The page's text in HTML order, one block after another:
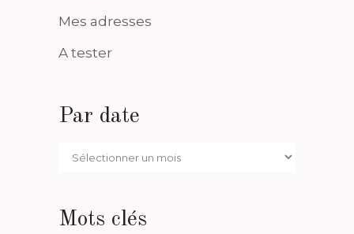
Mes adresses
A tester
Par date
Par
Mots clés